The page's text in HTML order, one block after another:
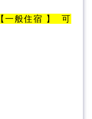
般住宿 】 可